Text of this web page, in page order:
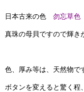
日本古来の色 勿忘草色
真珠の母貝ですので輝き
色、厚み等は、天然物で
ボタンを変えると驚く程